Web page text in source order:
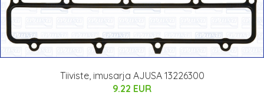
Tiiviste, imusarja AJUSA 13226300
9.22 EUR